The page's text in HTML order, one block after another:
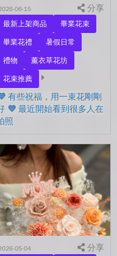
06-15 分享
最新上架商品
畢業花束
畢業花禮
暑假日常
禮物
薰衣草花坊
花束推薦
有些祝福，用一束花剛剛
💜 最近開始看到很多人在
照
有些祝福，用一束花剛剛
💜 最近開始看到很多人
在拍照📷 穿著學士服、抱著
花束，笑著紀錄這段重要的
光🤍 一路走到現在，一
有很多不容易。 熬過考
...
05-04 分享